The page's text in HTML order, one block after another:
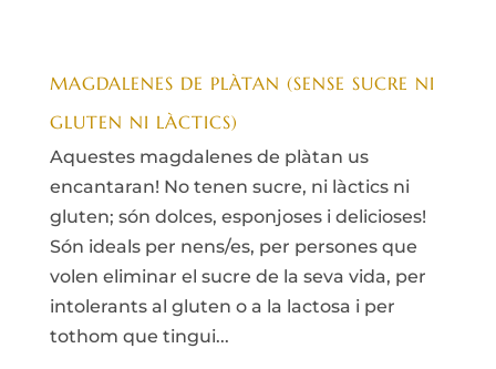
MAGDALENES DE PLÀTAN (SENSE SUCRE NI
GLUTEN NI LÀCTICS)
Aquestes magdalenes de plàtan us
encantaran! No tenen sucre, ni làctics ni
gluten; són dolces, esponjoses i delicioses!
Són ideals per nens/es, per persones que
volen eliminar el sucre de la seva vida, per
intolerants al gluten o a la lactosa i per
tothom que tingui...